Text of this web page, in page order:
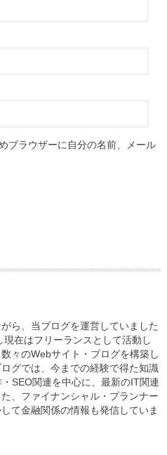
ブラウザーに自分の名前、メール
ら、当ブログを運営していました
在はフリーランスとして活動し
々のWebサイト・ブログを構築し
グでは、今までの経験で得た知識
SEO関連を中心に、最新のIT関連
、ファイナンシャル・プランナー
て金融関係の情報も発信していま